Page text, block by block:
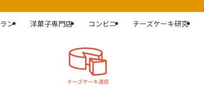
ン 洋菓子専門店 コンビニ チーズケーキ研究